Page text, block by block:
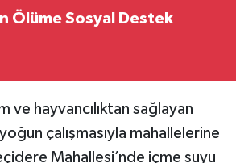
Ölüme Sosyal Destek
ve hayvancılıktan sağlayan
çalışmasıyla mahallelerine
Mahallesi’nde içme suyu